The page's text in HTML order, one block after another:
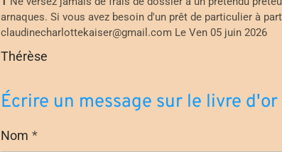
arnaques. Si vous avez besoin d'un prêt de particulier à
claudinecharlottekaiser@gmail.com Le Ven 05 juin 2026
Thérèse
Écrire un message sur le livre d'or
Nom